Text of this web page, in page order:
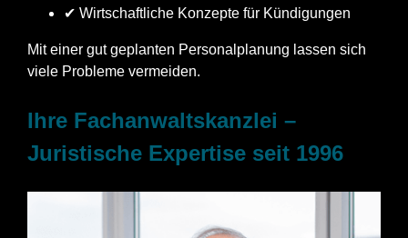
✔ Wirtschaftliche Konzepte für Kündigungen
Mit einer gut geplanten Personalplanung lassen sich
viele Probleme vermeiden.
Ihre Fachanwaltskanzlei –
Juristische Expertise seit 1996